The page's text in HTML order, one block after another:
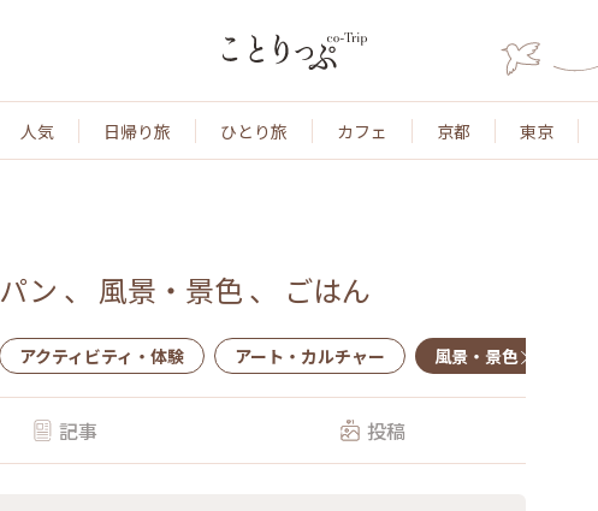
人気 日帰り旅 ひとり旅 カフェ 京都 東京
パン 、 風景・景色 、 ごはん
アクティビティ・体験 アート・カルチャー 風景・景色
記事 投稿